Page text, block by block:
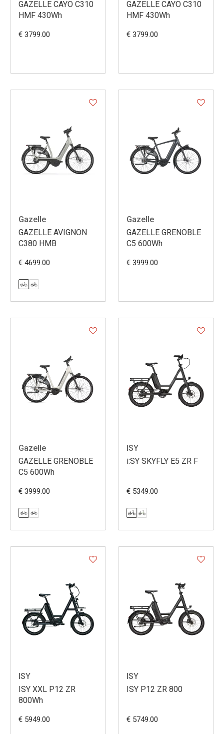
GAZELLE CAYO C310
HMF 430Wh
€ 3799.00
GAZELLE CAYO C310
HMF 430Wh
€ 3799.00
Gazelle
GAZELLE AVIGNON
C380 HMB
€ 4699.00
Gazelle
GAZELLE GRENOBLE
C5 600Wh
€ 3999.00
Gazelle
GAZELLE GRENOBLE
C5 600Wh
€ 3999.00
ISY
i:SY SKYFLY E5 ZR F
€ 5349.00
ISY
ISY XXL P12 ZR
800Wh
€ 5949.00
ISY
ISY P12 ZR 800
€ 5749.00